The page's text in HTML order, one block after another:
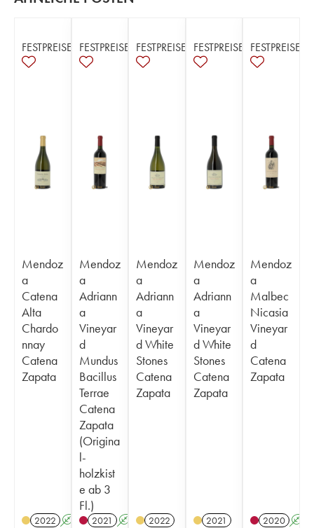
FESTPREISE
Mendoz
a
Catena
Alta
Chardo
nnay
Catena
Zapata
2022 A K
FESTPREISE
Mendoz
a
Adriann
a
Vineyar
d
Mundus
Bacillus
Terrae
Catena
Zapata
(Origina
l-
holzkist
e ab 3
Fl.)
2021 A KT
FESTPREISE
Mendoz
a
Adriann
a
Vineyar
d White
Stones
Catena
Zapata
2022
FESTPREISE
Mendoz
a
Adriann
a
Vineyar
d White
Stones
Catena
Zapata
2021
FESTPREISE
Mendoz
a
Malbec
Nicasia
Vineyar
d
Catena
Zapata
2020 A